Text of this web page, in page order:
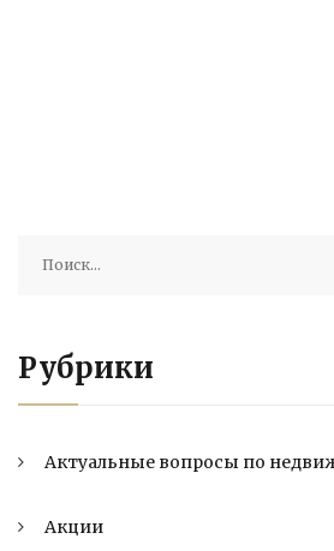
Рубрики
Актуальные вопросы по
Акции